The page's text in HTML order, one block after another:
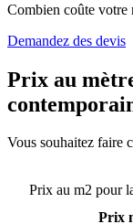
Combien coûte votre
Demandez des devis
Prix au
Vous souhaitez faire
Prix au m2 pour
Prix